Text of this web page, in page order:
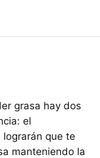
grasa hay dos
el
que te
manteniendo la